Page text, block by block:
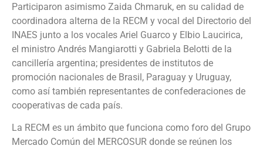
Participaron asimismo Zaida Chmaruk, en su calidad de
coordinadora alterna de la RECM y vocal del Directorio del
INAES junto a los vocales Ariel Guarco y Elbio Laucirica,
el ministro Andrés Mangiarotti y Gabriela Belotti de la
cancillería argentina; presidentes de institutos de
promoción nacionales de Brasil, Paraguay y Uruguay,
como así también representantes de confederaciones de
cooperativas de cada país.
La RECM es un ámbito que funciona como foro del Grupo
Mercado Común del MERCOSUR donde se reúnen los